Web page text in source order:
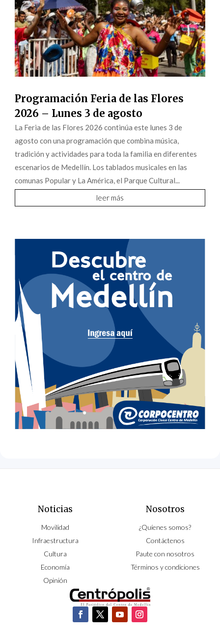
Programación Feria de las Flores
2026 – Lunes 3 de agosto
La Feria de las Flores 2026 continúa este lunes 3 de
agosto con una programación que combina música,
tradición y actividades para toda la familia en diferentes
escenarios de Medellín. Los tablados musicales en las
comunas Popular y La América, el Parque Cultural...
leer más
Noticias
Movilidad
Infraestructura
Cultura
Economía
Opinión
Nosotros
¿Quíenes somos?
Contáctenos
Paute con nosotros
Términos y condiciones